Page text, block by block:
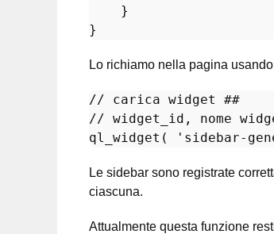
    }
Lo richiamo nella pagina
// carica widget ##
// widget_id, nome
ql_widget ( 'sidebar-
Le sidebar sono registrate
ciascuna.
Attualmente questa funzione